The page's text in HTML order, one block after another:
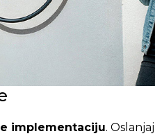
implementaciju.